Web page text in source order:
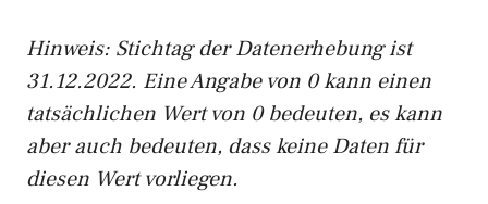
Hinweis: Stichtag der Datenerhebung ist
31.12.2022. Eine Angabe von 0 kann einen
tatsächlichen Wert von 0 bedeuten, es kann
aber auch bedeuten, dass keine Daten für
diesen Wert vorliegen.